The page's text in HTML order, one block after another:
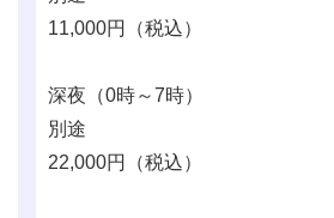
11,000円（税込）
深夜（0時～7時）
別途
22,000円（税込）